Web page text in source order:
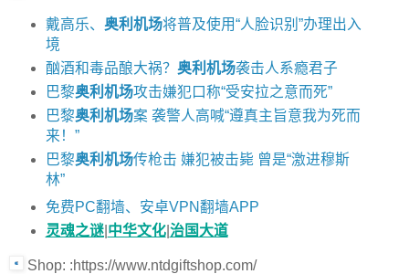
戴高乐、 奥利机场将普及使用“人脸识别”办理出入
境
酗酒和毒品酿大祸？ 奥利机场袭击人系瘾君子
巴黎奥利机场攻击嫌犯口称“受安拉之意而死”
巴黎奥利机场案 袭警人高喊“遵真主旨意我为死而
来！”
巴黎奥利机场传枪击 嫌犯被击毙 曾是“激进穆斯
林”
免费PC翻墙、安卓VPN翻墙APP
灵魂之谜| 中华文化| 治国大道
Shop: :https://www.ntdgiftshop.com/